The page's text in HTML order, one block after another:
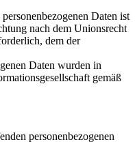
Daten ist
nach dem Unionsrecht
dem der
Daten wurden in
gemäß
personenbezogenen